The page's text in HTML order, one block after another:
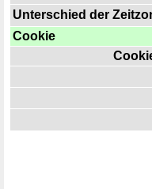
Unterschied der
Cookie